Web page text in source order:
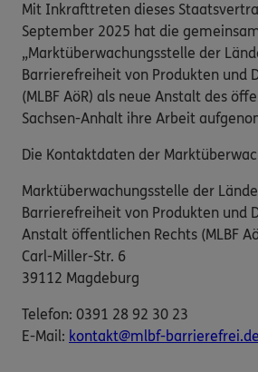
Mit Inkrafttreten dieses
September 2025 hat die
„Marktüberwachungsstelle der
Barrierefreiheit von Produkten und
(MLBF AöR) als neue Anstalt des
Sachsen-Anhalt ihre Arbeit
Die Kontaktdaten der
Marktüberwachungsstelle der
Barrierefreiheit von Produkten und
Anstalt öffentlichen Rechts (MLBF
Carl-Miller-Str. 6
39112 Magdeburg
Telefon: 0391 28 92 30 23
E-​Mail: kontakt@mlbf-barrierefrei.de